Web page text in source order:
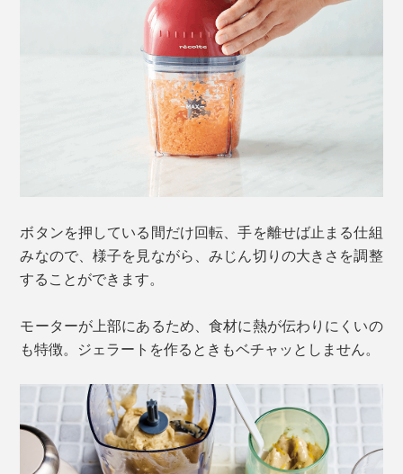
ボタンを押している間だけ回転、手を離せば止まる仕組
みなので、様子を見ながら、みじん切りの大きさを調整
することができます。
モーターが上部にあるため、食材に熱が伝わりにくいの
も特徴。ジェラートを作るときもベチャッとしません。